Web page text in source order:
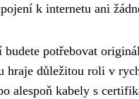
k internetu ani
budete potřebovat
hraje důležitou roli v
alespoň kabely s